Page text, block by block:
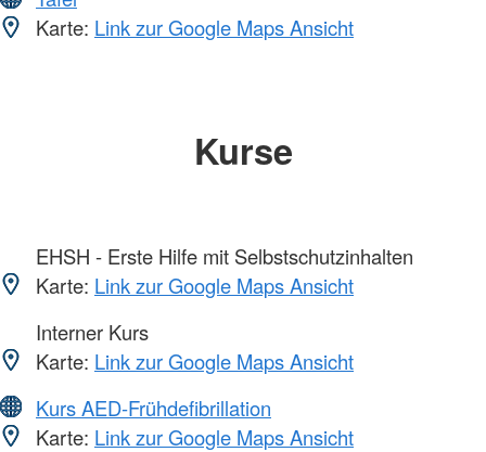
Karte: Link zur Google Maps Ansicht
Kurse
EHSH - Erste Hilfe mit Selbstschutzinhalten
Karte: Link zur Google Maps Ansicht
Interner Kurs
Karte: Link zur Google Maps Ansicht
Kurs AED-Frühdefibrillation
Karte: Link zur Google Maps Ansicht